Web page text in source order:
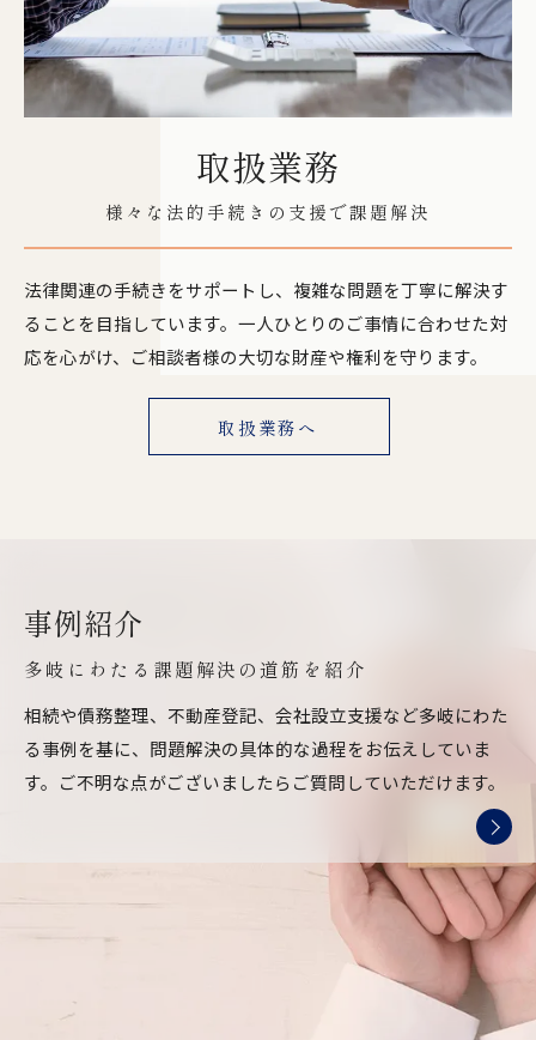
取扱業務
様々な法的手続きの支援で課題解決
法律関連の手続きをサポートし、複雑な問題を丁寧に解決す
ることを目指しています。一人ひとりのご事情に合わせた対
応を心がけ、ご相談者様の大切な財産や権利を守ります。
取扱業務へ
事例紹介
多岐にわたる課題解決の道筋を紹介
相続や債務整理、不動産登記、会社設立支援など多岐にわた
る事例を基に、問題解決の具体的な過程をお伝えしていま
す。ご不明な点がございましたらご質問していただけます。